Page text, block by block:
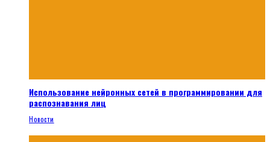
Использование нейронных сетей в программировании для
распознавания лиц
Новости